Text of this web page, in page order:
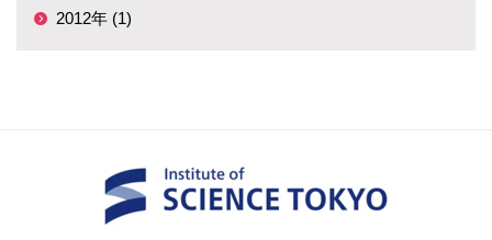
2012年 (1)